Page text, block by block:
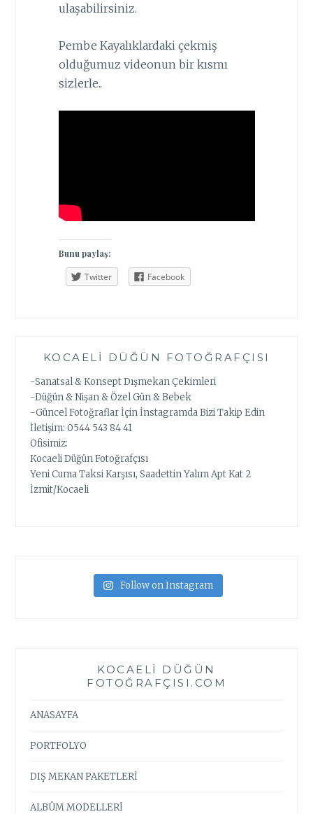
ulaşabilirsiniz.
Pembe Kayalıklardaki çekmiş
olduğumuz videonun bir kısmı
sizlerle..
Bunu paylaş:
Twitter Facebook
KOCAELI DÜĞÜN FOTOĞRAFÇISI
-Sanatsal & Konsept Dışmekan Çekimleri
-Düğün & Nişan & Özel Gün & Bebek
-Güncel Fotoğraflar İçin İnstagramda Bizi Takip Edin
İletişim: 0544 543 84 41
Ofisimiz:
Kocaeli Düğün Fotoğrafçısı
Yeni Cuma Taksi Karşısı, Saadettin Yalım Apt Kat 2
İzmit/Kocaeli
Follow on Instagram
KOCAELI DÜĞÜN
FOTOĞRAFÇISI.COM
ANASAYFA
PORTFOLYO
DIŞ MEKAN PAKETLERİ
ALBÜM MODELLERİ